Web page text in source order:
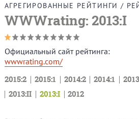
АГРЕГИРОВАННЫЕ РЕЙТИНГИ /
WWWrating: 2013:I
Официальный сайт рейтинга:
wwwrating.com/
2015:2
2015:1 2014:2 2014:1
2013:II
2013:I 2012